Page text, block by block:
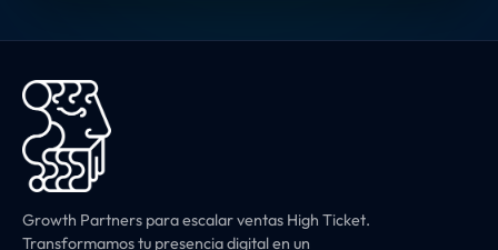
Growth Partners para escalar ventas High Ticket.
Transformamos tu presencia digital en un